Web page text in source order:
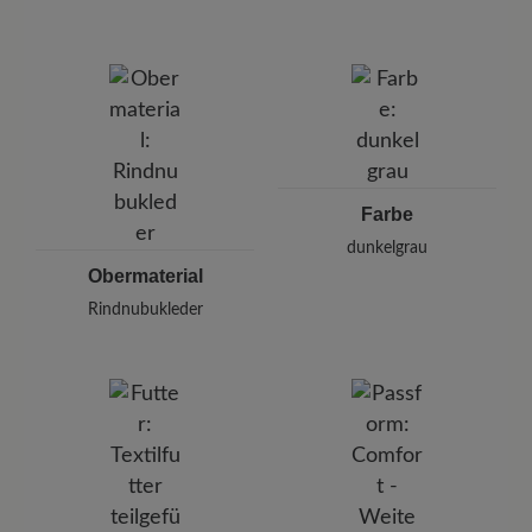
Pleidelsheimer Str. 15/1, 74321 Bietigheim-Bissingen,
E-Mail:
kundenbetreuung@baer-schuhe.ch
Obermaterial
Rindnubukleder
Farbe
dunkelgrau